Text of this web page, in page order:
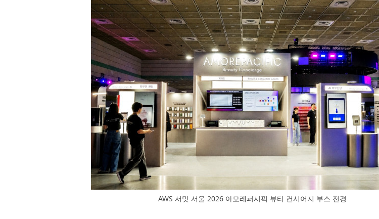
AWS 서밋 서울 2026 아모레퍼시픽 뷰티 컨시어지 부스 전경